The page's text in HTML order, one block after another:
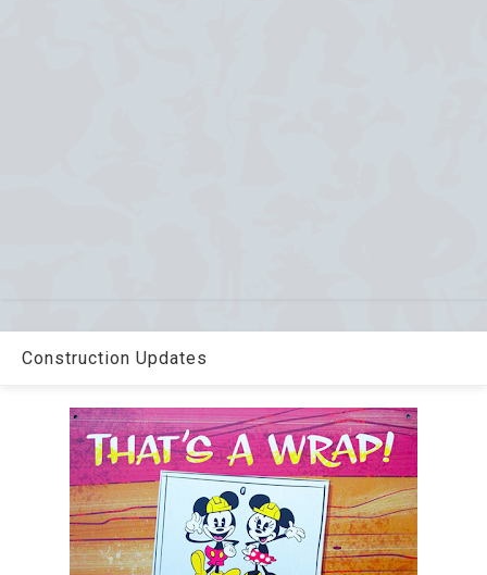
Construction Updates